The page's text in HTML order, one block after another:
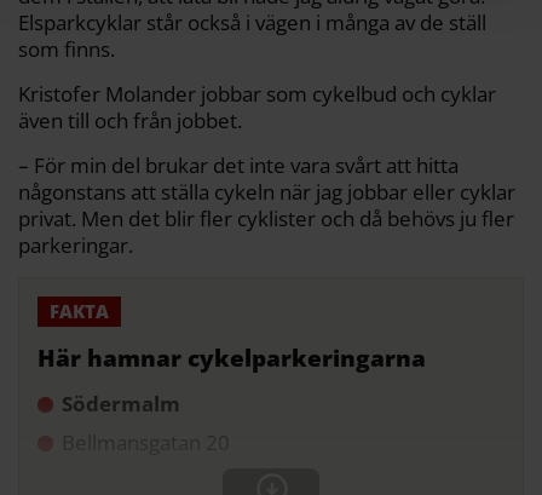
Elsparkcyklar står också i vägen i många av de ställ
som finns.
Kristofer Molander jobbar som cykelbud och cyklar
även till och från jobbet.
– För min del brukar det inte vara svårt att hitta
någonstans att ställa cykeln när jag jobbar eller cyklar
privat. Men det blir fler cyklister och då behövs ju fler
parkeringar.
Här hamnar cykelparkeringarna
Södermalm
Bellmansgatan 20